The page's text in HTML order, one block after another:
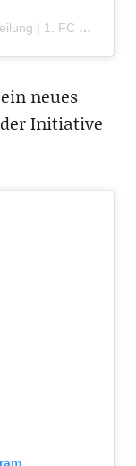
A post shared by Fan- und Mitgliederabteilung | 1. FC Union Berlin e.V. (@fcu_fuma)
neues
Initiative